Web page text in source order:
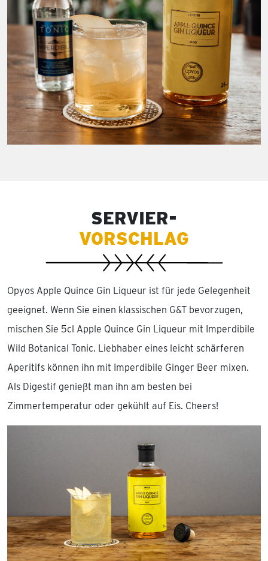
SERVIER-
VORSCHLAG
Opyos Apple Quince Gin Liqueur ist für jede Gelegenheit
geeignet. Wenn Sie einen klassischen G&T bevorzugen,
mischen Sie 5cl Apple Quince Gin Liqueur mit Imperdibile
Wild Botanical Tonic. Liebhaber eines leicht schärferen
Aperitifs können ihn mit Imperdibile Ginger Beer mixen.
Als Digestif genießt man ihn am besten bei
Zimmertemperatur oder gekühlt auf Eis. Cheers!